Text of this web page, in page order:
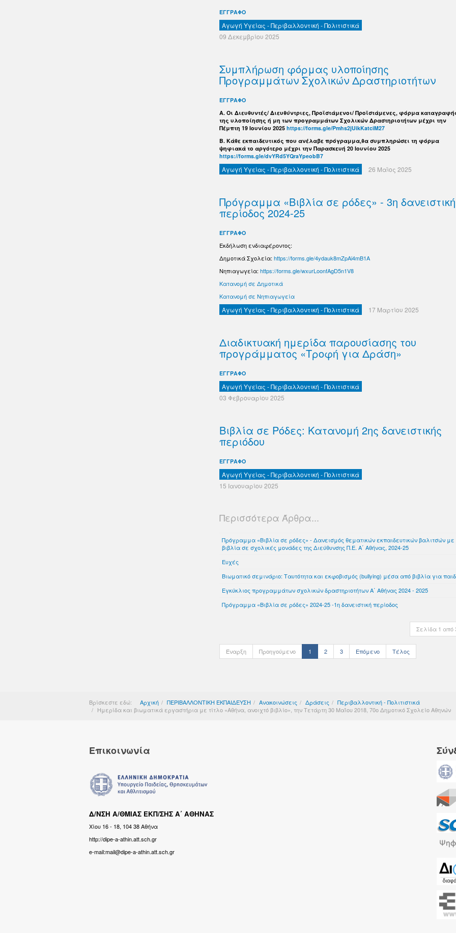
ΕΓΓΡΑΦΟ
Αγωγή Υγείας - Περιβαλλοντική - Πολιτιστικά
09 Δεκεμβρίου 2025
Συμπλήρωση φόρμας υλοποίησης
Προγραμμάτων Σχολικών Δραστηριοτήτων
ΕΓΓΡΑΦΟ
Α. Οι Διευθυντές/ Διευθύντριες, Προϊστάμενοι/ Προϊστάμενες, φόρμα
της υλοποίησης ή μη των προγραμμάτων Σχολικών Δραστηριοτήτων μέχρι την
Πέμπτη 19 Ιουνίου 2025 https://forms.gle/Pmhs2jUikKatciM27
B. Κάθε εκπαιδευτικός που ανέλαβε πρόγραμμα,θα συμπληρώσει τη φόρμα
ψηφιακά το αργότερο μέχρι την Παρασκευή 20 Ιουνίου 2025
https://forms.gle/dvYRd5YQraYpeobB7
Αγωγή Υγείας - Περιβαλλοντική - Πολιτιστικά 26 Μαϊος 2025
Πρόγραμμα «Βιβλία σε ρόδες» - 3η δανειστική
περίοδος 2024-25
ΕΓΓΡΑΦΟ
Εκδήλωση ενδιαφέροντος:
Δημοτικά Σχολεία: https://forms.gle/4ydauk8mZpAi4mB1A
Νηπιαγωγεία: https://forms.gle/wxurLoonfAgD5n1V8
Κατανομή σε Δημοτικά
Κατανομή σε Νηπιαγωγεία
Αγωγή Υγείας - Περιβαλλοντική - Πολιτιστικά 17 Μαρτίου 2025
Διαδικτυακή ημερίδα παρουσίασης του
προγράμματος «Τροφή για Δράση»
ΕΓΓΡΑΦΟ
Αγωγή Υγείας - Περιβαλλοντική - Πολιτιστικά
03 Φεβρουαρίου 2025
Βιβλία σε Ρόδες: Κατανομή 2ης δανειστικής
περιόδου
ΕΓΓΡΑΦΟ
Αγωγή Υγείας - Περιβαλλοντική - Πολιτιστικά
15 Ιανουαρίου 2025
Περισσότερα Άρθρα...
Πρόγραμμα «Βιβλία σε ρόδες» - Δανεισμός θεματικών εκπαιδευτικών βαλιτσών με
βιβλία σε σχολικές μονάδες της Διεύθυνσης Π.Ε. Α΄ Αθήνας, 2024-25
Ευχές
Βιωματικό σεμινάριο: Ταυτότητα και εκφοβισμός (bullying) μέσα από βιβλία για
Eγκύκλιος προγραμμάτων σχολικών δραστηριοτήτων Α΄ Αθήνας 2024 - 2025
Πρόγραμμα «Βιβλία σε ρόδες» 2024-25 -1η δανειστική περίοδος
Σελίδα 1 από
Έναρξη Προηγούμενο 1 2 3 Επόμενο Τέλος
Βρίσκεστε εδώ: Αρχική ΠΕΡΙΒΑΛΛΟΝΤΙΚΗ ΕΚΠΑΙΔΕΥΣΗ Ανακοινώσεις Δράσεις
Περιβαλλοντική - Πολιτιστικά
Ημερίδα και βιωματικά εργαστήρια με τίτλο «Αθήνα, ανοιχτό βιβλίο», την Τετάρτη 30 Μαΐου 2018, 70ο Δημοτικό Σχολείο Αθηνών
Επικοινωνία
Δ/ΝΣΗ Α/ΘΜΙΑΣ ΕΚΠ/ΣΗΣ Α΄ ΑΘΗΝΑΣ
Χίου 16 - 18, 104 38 Αθήνα
http://dipe-a-athin.att.sch.gr
e-mail:mail@dipe-a-athin.att.sch.gr